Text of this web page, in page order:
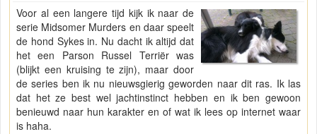
Voor al een langere tijd kijk ik naar de
serie Midsomer Murders en daar speelt
de hond Sykes in. Nu dacht ik altijd dat
het een Parson Russel Terriër was
(blijkt een kruising te zijn), maar door
de series ben ik nu nieuwsgierig geworden naar dit ras. Ik las
dat het ze best wel jachtinstinct hebben en ik ben gewoon
benieuwd naar hun karakter en of wat ik lees op internet waar
is haha.